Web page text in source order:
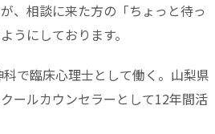
、相談に来た方の「ちょっと待っ
うにしております。
で臨床心理士として働く。山梨県
ールカウンセラーとして12年間活